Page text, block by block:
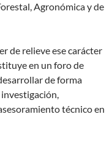
Agronómica y de
de relieve ese carácter
en un foro de
de forma
técnico en